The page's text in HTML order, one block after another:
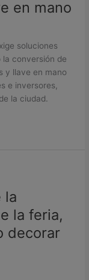
en mano
soluciones
la conversión de
y llave en mano
e inversores,
la ciudad.
la
la feria,
decorar